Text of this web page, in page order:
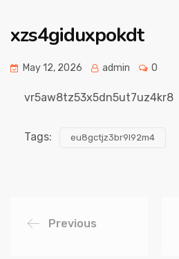
xzs4giduxpokdt
May 12, 2026 admin 0
vr5aw8tz53x5dn5ut7uz4kr8
Tags: eu8gctjz3br9l92m4
Previous